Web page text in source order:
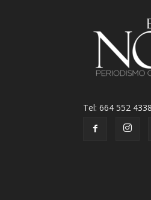
Tel: 664 552